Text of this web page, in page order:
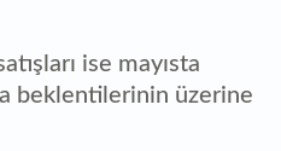
ise mayısta
beklentilerinin üzerine